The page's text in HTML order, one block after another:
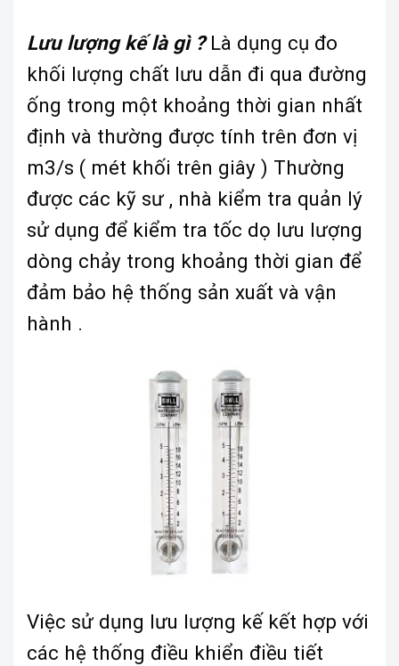
Lưu lượng kế là gì ?Là dụng cụ đo
khối lượng chất lưu dẫn đi qua đường
ống trong một khoảng thời gian nhất
định và thường được tính trên đơn vị
m3/s ( mét khối trên giây ) Thường
được các kỹ sư , nhà kiểm tra quản lý
sử dụng để kiểm tra tốc dọ lưu lượng
dòng chảy trong khoảng thời gian để
đảm bảo hệ thống sản xuất và vận
hành .
Việc sử dụng lưu lượng kế kết hợp với
các hệ thống điều khiển điều tiết